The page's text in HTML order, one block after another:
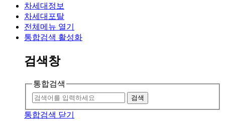
차세대정보
차세대포탈
전체메뉴 열기
통합검색 활성화
검색창
통합검색
검색
통합검색 닫기